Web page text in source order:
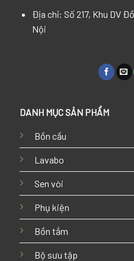
Địa chỉ: Số 217, Khu DV
Nội
DANH MỤC SẢN PHẨM
Bồn cầu
Lavabo
Sen vòi
Phụ kiện
Bồn tắm
Bộ sưu tập